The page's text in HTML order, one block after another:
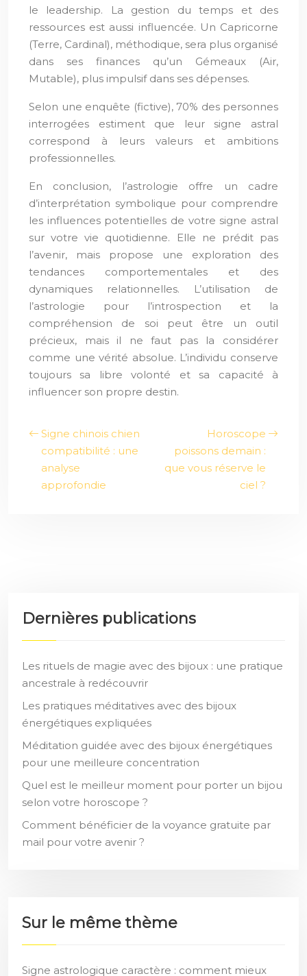
le leadership. La gestion du temps et des
ressources est aussi influencée. Un Capricorne
(Terre, Cardinal), méthodique, sera plus organisé
dans ses finances qu’un Gémeaux (Air,
Mutable), plus impulsif dans ses dépenses.
Selon une enquête (fictive), 70% des personnes
interrogées estiment que leur signe astral
correspond à leurs valeurs et ambitions
professionnelles.
En conclusion, l’astrologie offre un cadre
d’interprétation symbolique pour comprendre
les influences potentielles de votre signe astral
sur votre vie quotidienne. Elle ne prédit pas
l’avenir, mais propose une exploration des
tendances comportementales et des
dynamiques relationnelles. L’utilisation de
l’astrologie pour l’introspection et la
compréhension de soi peut être un outil
précieux, mais il ne faut pas la considérer
comme une vérité absolue. L’individu conserve
toujours sa libre volonté et sa capacité à
influencer son propre destin.
Signe chinois chien
compatibilité : une
analyse
approfondie
Horoscope
poissons demain :
que vous réserve le
ciel ?
Dernières publications
Les rituels de magie avec des bijoux : une pratique
ancestrale à redécouvrir
Les pratiques méditatives avec des bijoux
énergétiques expliquées
Méditation guidée avec des bijoux énergétiques
pour une meilleure concentration
Quel est le meilleur moment pour porter un bijou
selon votre horoscope ?
Comment bénéficier de la voyance gratuite par
mail pour votre avenir ?
Sur le même thème
Signe astrologique caractère : comment mieux